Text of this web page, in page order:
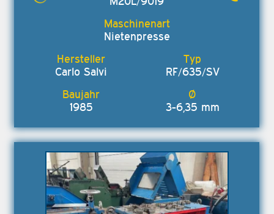
Nietenpresse
Carlo Salvi RF/635/SV
1985 3-6,35 mm